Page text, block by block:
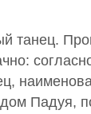
танец.
Падуя,